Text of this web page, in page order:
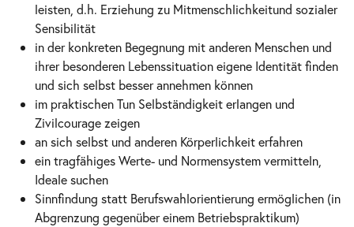
leisten, d.h. Erziehung zu Mitmenschlichkeitund sozialer
Sensibilität
in der konkreten Begegnung mit anderen Menschen und
ihrer besonderen Lebenssituation eigene Identität finden
und sich selbst besser annehmen können
im praktischen Tun Selbständigkeit erlangen und
Zivilcourage zeigen
an sich selbst und anderen Körperlichkeit erfahren
ein tragfähiges Werte- und Normensystem vermitteln,
Ideale suchen
Sinnfindung statt Berufswahlorientierung ermöglichen (in
Abgrenzung gegenüber einem Betriebspraktikum)